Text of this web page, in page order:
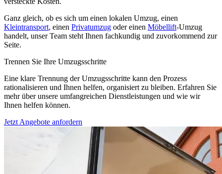
Ganz gleich, ob es sich um einen lokalen Umzug, einen
Kleintransport, einen Privatumzug oder einen Möbellift-Umzug
handelt, unser Team steht Ihnen fachkundig und zuvorkommend zur
Seite.
Trennen Sie Ihre Umzugsschritte
Eine klare Trennung der Umzugsschritte kann den Prozess
rationalisieren und Ihnen helfen, organisiert zu bleiben. Erfahren Sie
mehr über unsere umfangreichen Dienstleistungen und wie wir
Ihnen helfen können.
Jetzt Angebote anfordern